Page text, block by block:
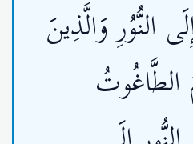
النُّوُرِ وَالَّذِينَ
الطَّاغُوتُ